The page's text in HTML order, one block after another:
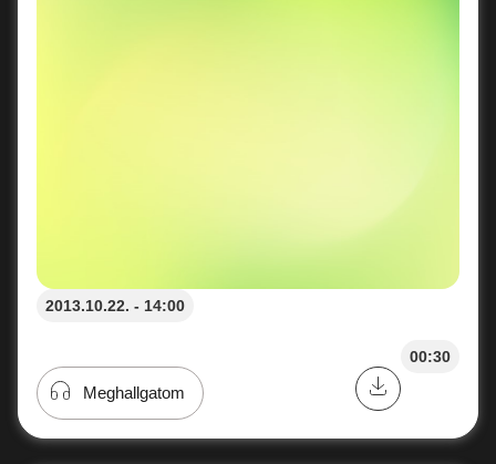
2013.10.22. - 14:00
00:30
Meghallgatom